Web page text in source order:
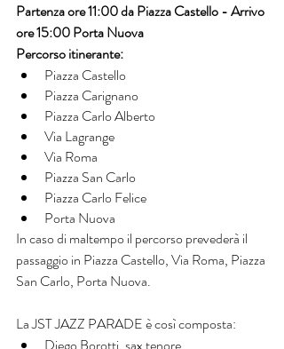
Partenza ore 11:00 da Piazza Castello - Arrivo
ore 15:00 Porta Nuova
Percorso itinerante:
Piazza Castello
Piazza Carignano
Piazza Carlo Alberto
Via Lagrange
Via Roma
Piazza San Carlo
Piazza Carlo Felice
Porta Nuova
In caso di maltempo il percorso prevederà il
passaggio in Piazza Castello, Via Roma, Piazza
San Carlo, Porta Nuova.
La JST JAZZ PARADE è così composta: